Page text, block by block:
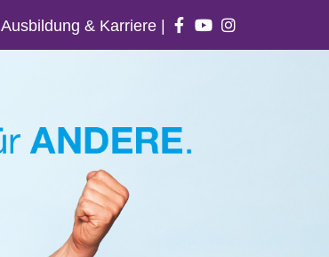
Ausbildung & Karriere |